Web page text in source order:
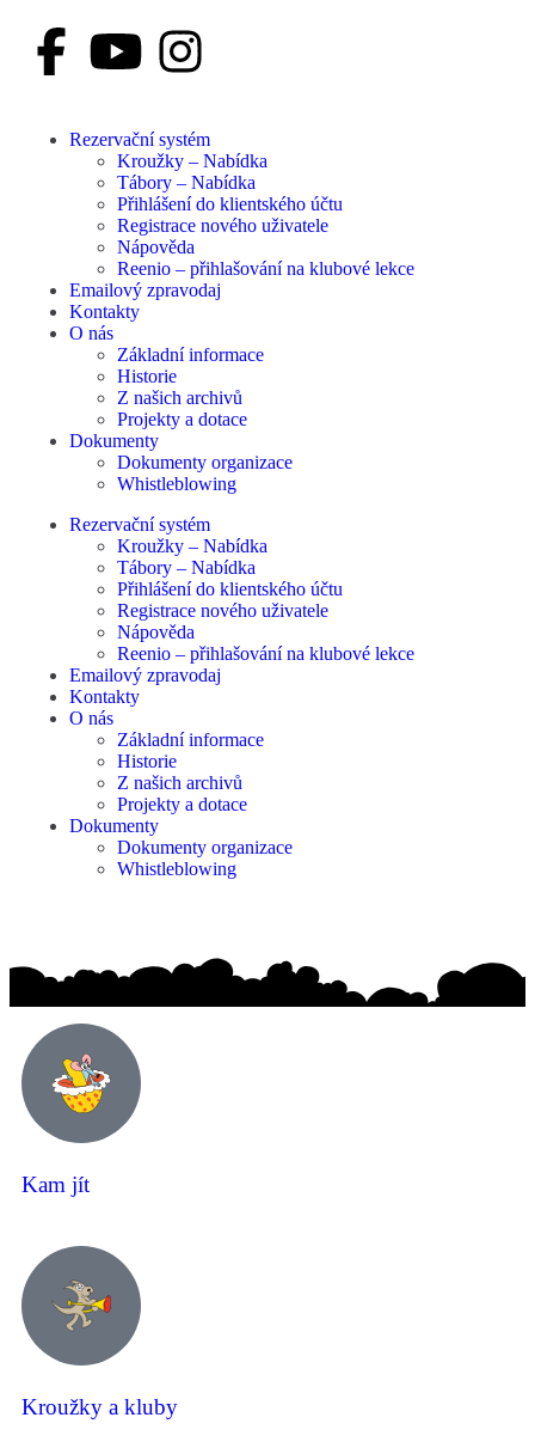
Rezervační systém
Kroužky – Nabídka
Tábory – Nabídka
Přihlášení do klientského účtu
Registrace nového uživatele
Nápověda
Reenio – přihlašování na klubové lekce
Emailový zpravodaj
Kontakty
O nás
Základní informace
Historie
Z našich archivů
Projekty a dotace
Dokumenty
Dokumenty organizace
Whistleblowing
Rezervační systém
Kroužky – Nabídka
Tábory – Nabídka
Přihlášení do klientského účtu
Registrace nového uživatele
Nápověda
Reenio – přihlašování na klubové lekce
Emailový zpravodaj
Kontakty
O nás
Základní informace
Historie
Z našich archivů
Projekty a dotace
Dokumenty
Dokumenty organizace
Whistleblowing
Kam jít
Kroužky a kluby